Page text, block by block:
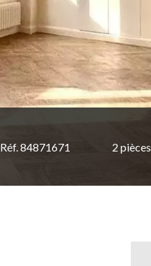
Réf. 84871671 2 pièces